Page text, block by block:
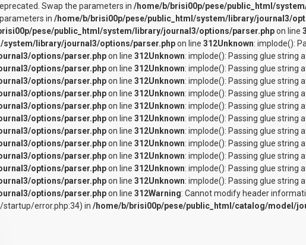
Swap the parameters in /home/b/brisi00p/pese/public_html/
in /home/b/brisi00p/pese/public_html/system/library/journal3/
pese/public_html/system/library/journal3/options/parser.phpon line
library/journal3/options/parser.phpon line 312Unknown: implode():
options/parser.phpon line 312Unknown: implode(): Passing glue string
options/parser.phpon line 312Unknown: implode(): Passing glue string
options/parser.phpon line 312Unknown: implode(): Passing glue string
options/parser.phpon line 312Unknown: implode(): Passing glue string
options/parser.phpon line 312Unknown: implode(): Passing glue string
options/parser.phpon line 312Unknown: implode(): Passing glue string
options/parser.phpon line 312Unknown: implode(): Passing glue string
options/parser.phpon line 312Unknown: implode(): Passing glue string
options/parser.phpon line 312Unknown: implode(): Passing glue string
options/parser.phpon line 312Unknown: implode(): Passing glue string
options/parser.phpon line 312Unknown: implode(): Passing glue string
options/parser.phpon line 312Warning: Cannot modify header
error.php:34) in /home/b/brisi00p/pese/public_html/catalog/model/